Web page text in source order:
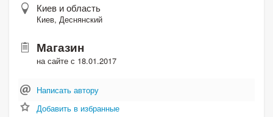
Киев и область
Киев, Деснянский
Магазин
на сайте с 18.01.2017
Написать автору
Добавить в избранные